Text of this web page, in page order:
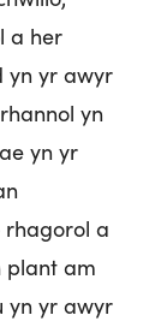
a her
yn yr awyr
yn
yn yr
a
plant am
yn yr awyr